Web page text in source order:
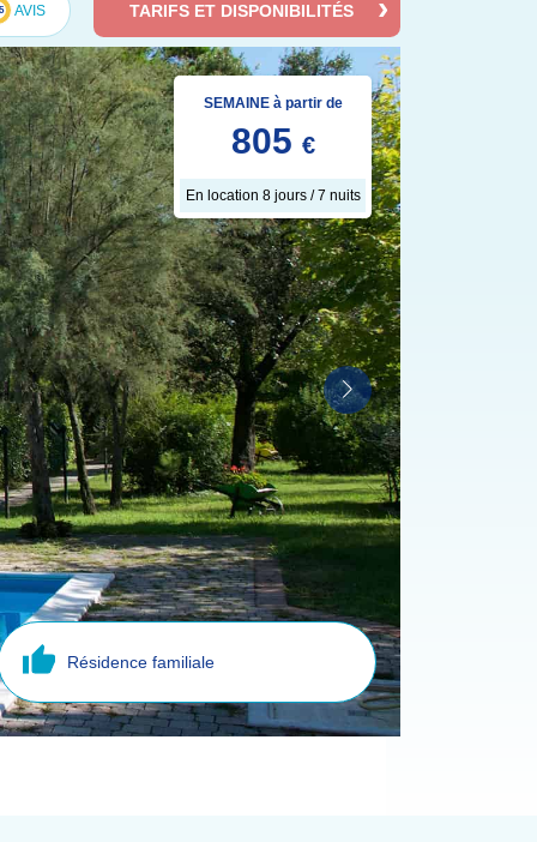
AVIS TARIFS ET DISPONIBILITÉS
SEMAINE à partir de
805 €
En location 8 jours / 7 nuits
Résidence familiale